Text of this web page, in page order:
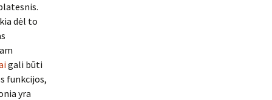
dėl to
gali būti
funkcijos,
yra